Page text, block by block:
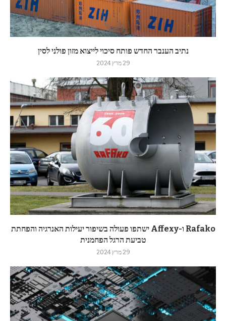
נתיב הענבר החדש פותח סיכוי לייצוא מזון פולני לסין
29 מרץ 2024
Rafako ו-Affexy ישתפו פעולה בשיפור יעילות האנרגיה והפחתת
טביעת הרגל הפחמנית
29 מרץ 2024